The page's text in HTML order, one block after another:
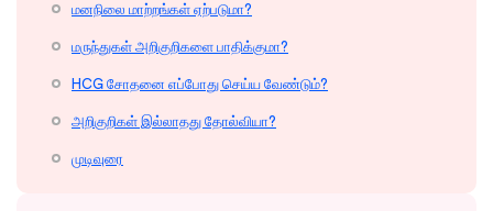
மனநிலை மாற்றங்கள் ஏற்படுமா?
மருந்துகள் அறிகுறிகளை பாதிக்குமா?
HCG சோதனை எப்போது செய்ய வேண்டும்?
அறிகுறிகள் இல்லாதது தோல்வியா?
முடிவுரை